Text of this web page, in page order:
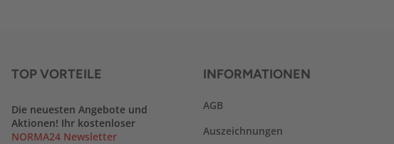
TOP VORTEILE
Die neuesten Angebote und
Aktionen! Ihr kostenloser
NORMA24 Newsletter
INFORMATIONEN
AGB
Auszeichnungen